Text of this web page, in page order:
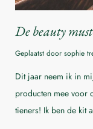
De beauty
Geplaatst door sophie
Dit jaar neem ik in
producten mee voor
tieners! Ik ben de kit